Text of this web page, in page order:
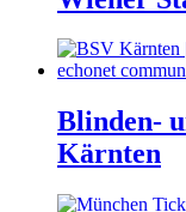
Blinden-
Kärnten